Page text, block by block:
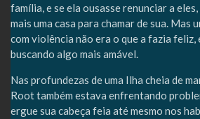
família, e se ela ousasse renunciar a
mais uma casa para chamar de sua. Mas
com violência não era o que a fazia
buscando algo mais amável.
Nas profundezas de uma Ilha cheia de
Root também estava enfrentando
ergue sua cabeça feia até mesmo nos